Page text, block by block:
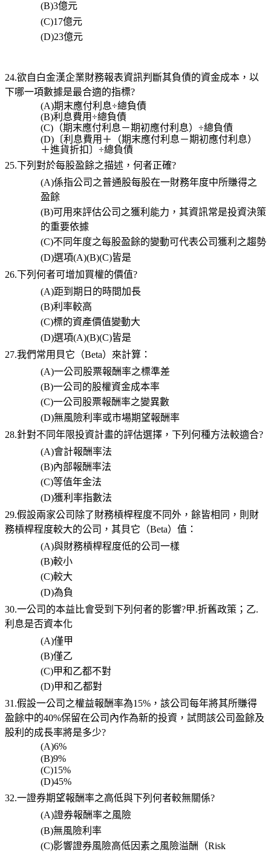
(B)3億元
(C)17億元
(D)23億元
24.欲自白金漢企業財務報表資訊判斷其負債的資金成本，以
下哪一項數據是最合適的指標?
(A)期末應付利息÷總負債
(B)利息費用÷總負債
(C)（期末應付利息－期初應付利息） ÷總負債
(D)〔利息費用＋（期末應付利息－期初應付利息）
＋進貨折扣〕 ÷總負債
25.下列對於每股盈餘之描述，何者正確?
(A)係指公司之普通股每股在一財務年度中所賺得之
盈餘
(B)可用來評估公司之獲利能力，其資訊常是投資決策
的重要依據
(C)不同年度之每股盈餘的變動可代表公司獲利之趨勢
(D)選項(A)(B)(C)皆是
26.下列何者可增加買權的價值?
(A)距到期日的時間加長
(B)利率較高
(C)標的資產價值變動大
(D)選項(A)(B)(C)皆是
27.我們常用貝它（Beta）來計算：
(A)一公司股票報酬率之標準差
(B)一公司的股權資金成本率
(C)一公司股票報酬率之變異數
(D)無風險利率或市場期望報酬率
28.針對不同年限投資計畫的評估選擇，下列何種方法較適合?
(A)會計報酬率法
(B)內部報酬率法
(C)等值年金法
(D)獲利率指數法
29.假設兩家公司除了財務槓桿程度不同外，餘皆相同，則財
務槓桿程度較大的公司，其貝它（Beta）值：
(A)與財務槓桿程度低的公司一樣
(B)較小
(C)較大
(D)為負
30.一公司的本益比會受到下列何者的影響?甲.折舊政策；乙.
利息是否資本化
(A)僅甲
(B)僅乙
(C)甲和乙都不對
(D)甲和乙都對
31.假設一公司之權益報酬率為15% ，該公司每年將其所賺得
盈餘中的40%保留在公司內作為新的投資，試問該公司盈餘及
股利的成長率將是多少?
(A)6%
(B)9%
(C)15%
(D)45%
32.一證券期望報酬率之高低與下列何者較無關係?
(A)證券報酬率之風險
(B)無風險利率
(C)影響證券風險高低因素之風險溢酬（Risk